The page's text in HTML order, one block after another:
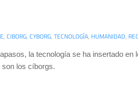
, CIBORG, CYBORG, TECNOLOGÍA, HUMANIDAD,
la tecnología se ha insertado
los cíborgs.